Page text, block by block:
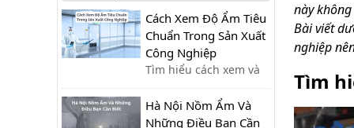
này
Bài viết
nghiệp
Tìm
Cách Xem Độ Ẩm Tiêu
Chuẩn Trong Sản Xuất
Công Nghiệp
Tìm hiểu cách xem và
kiểm soát độ ẩm tiêu
chuẩn trong sản xuất
công nghiệp, giúp tối
Hà Nội Nồm Ẩm Và
Những Điều Bạn Cần